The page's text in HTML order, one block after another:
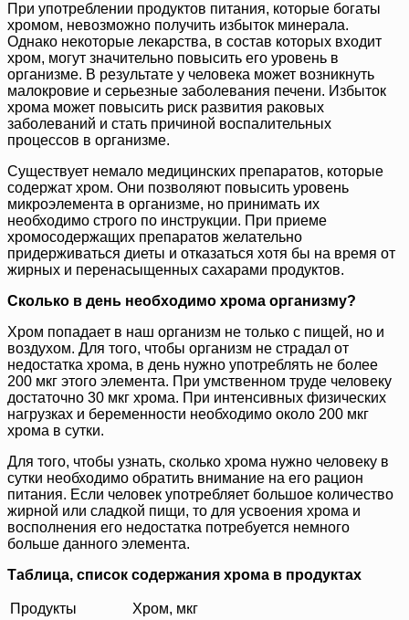
При употреблении продуктов питания, которые богаты
хромом, невозможно получить избыток минерала.
Однако некоторые лекарства, в состав которых входит
хром, могут значительно повысить его уровень в
организме. В результате у человека может возникнуть
малокровие и серьезные заболевания печени. Избыток
хрома может повысить риск развития раковых
заболеваний и стать причиной воспалительных
процессов в организме.
Существует немало медицинских препаратов, которые
содержат хром. Они позволяют повысить уровень
микроэлемента в организме, но принимать их
необходимо строго по инструкции. При приеме
хромосодержащих препаратов желательно
придерживаться диеты и отказаться хотя бы на время от
жирных и перенасыщенных сахарами продуктов.
Сколько в день необходимо хрома организму?
Хром попадает в наш организм не только с пищей, но и
воздухом. Для того, чтобы организм не страдал от
недостатка хрома, в день нужно употреблять не более
200 мкг этого элемента. При умственном труде человеку
достаточно 30 мкг хрома. При интенсивных физических
нагрузках и беременности необходимо около 200 мкг
хрома в сутки.
Для того, чтобы узнать, сколько хрома нужно человеку в
сутки необходимо обратить внимание на его рацион
питания. Если человек употребляет большое количество
жирной или сладкой пищи, то для усвоения хрома и
восполнения его недостатка потребуется немного
больше данного элемента.
Таблица, список содержания хрома в продуктах
Продукты
Хром, мкг